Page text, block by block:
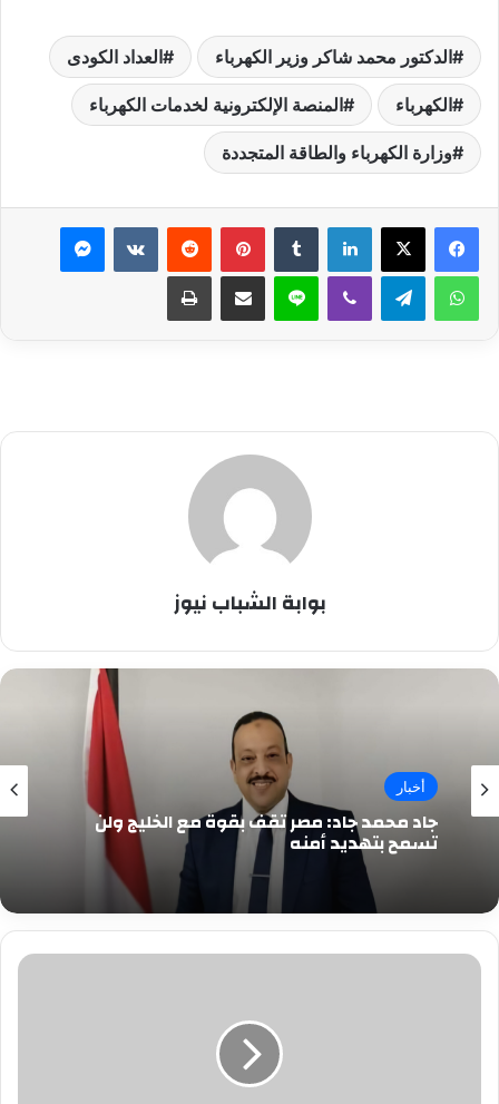
الدكتور محمد شاكر وزير الكهرباء العداد الكودى
الكهرباء المنصة الإلكترونية لخدمات الكهرباء
وزارة الكهرباء والطاقة المتجددة
لينكدإن بينتيريست ماسنجر
واتساب تيلقرام ڤايبر لاين مشاركة عبر البريد طباعة
بوابة الشباب نيوز
أخبار
جاد محمد جاد: مصر تقف بقوة مع الخليج ولن
تسمح بتهديد أمنه
متهمان